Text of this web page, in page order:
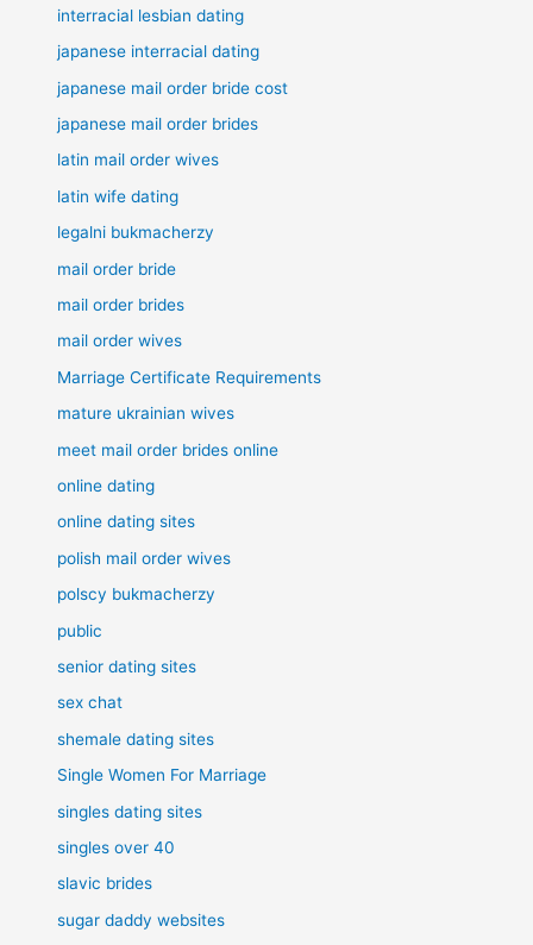
interracial lesbian dating
japanese interracial dating
japanese mail order bride cost
japanese mail order brides
latin mail order wives
latin wife dating
legalni bukmacherzy
mail order bride
mail order brides
mail order wives
Marriage Certificate Requirements
mature ukrainian wives
meet mail order brides online
online dating
online dating sites
polish mail order wives
polscy bukmacherzy
public
senior dating sites
sex chat
shemale dating sites
Single Women For Marriage
singles dating sites
singles over 40
slavic brides
sugar daddy websites